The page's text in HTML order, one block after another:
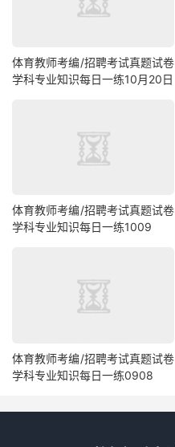
体育教师考编/招聘考试真题试卷
学科专业知识每日一练10月20日
体育教师考编/招聘考试真题试卷
学科专业知识每日一练1009
体育教师考编/招聘考试真题试卷
学科专业知识每日一练0908